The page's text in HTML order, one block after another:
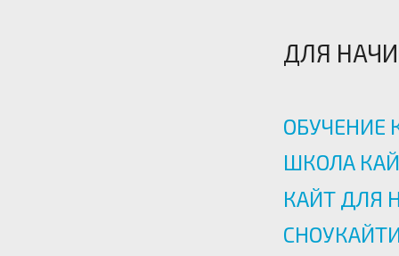
ДЛЯ
ОБУЧЕНИЕ
ШКОЛА
КАЙТ ДЛЯ